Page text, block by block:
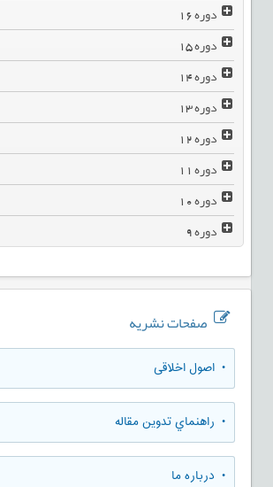
دوره16
دوره15
دوره14
دوره13
دوره12
دوره11
دوره10
دوره9
صفحات نشریه
• اصول اخلاقی
• راهنماي تدوين مقاله
• درباره ما